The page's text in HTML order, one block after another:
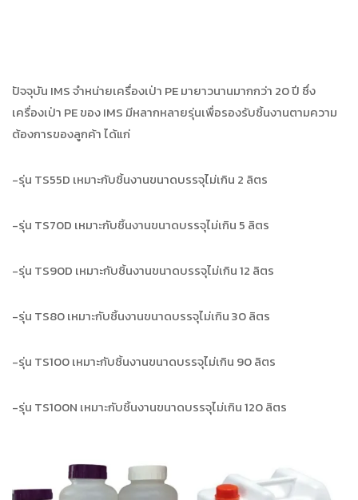
ปัจจุบัน IMSจำหน่ายเครื่องเป่า PEมายาวนานมากกว่า 20ปี ซึ่ง
เครื่องเป่า PEของIMS มีหลากหลายรุ่นเพื่อรองรับชิ้นงานตามความ
ต้องการของลูกค้า ได้แก่
-รุ่น TS55D เหมาะกับชิ้นงานขนาดบรรจุไม่เกิน 2 ลิตร
-รุ่น TS70D เหมาะกับชิ้นงานขนาดบรรจุไม่เกิน 5 ลิตร
-รุ่น TS90D เหมาะกับชิ้นงานขนาดบรรจุไม่เกิน 12 ลิตร
-รุ่น TS80 เหมาะกับชิ้นงานขนาดบรรจุไม่เกิน 30 ลิตร
-รุ่น TS100 เหมาะกับชิ้นงานขนาดบรรจุไม่เกิน 90 ลิตร
-รุ่น TS100N เหมาะกับชิ้นงานขนาดบรรจุไม่เกิน120ลิตร